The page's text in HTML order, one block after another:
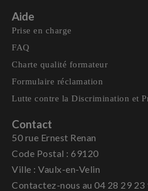
Aide
Prise en charge
FAQ
Charte qualité formateur
Formulaire réclamation
Lutte contre la Discrimination et
Contact
50 rue Ernest Renan
Code Postal : 69120
Ville : Vaulx-en-Velin
Contactez-nous au 04 28 29 23